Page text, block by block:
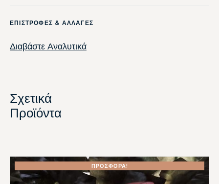
ΕΠΙΣΤΡΟΦΕΣ & ΑΛΛΑΓΕΣ
Διαβάστε Αναλυτικά
Σχετικά
Προϊόντα
ΠΡΟΣΦΟΡΆ!